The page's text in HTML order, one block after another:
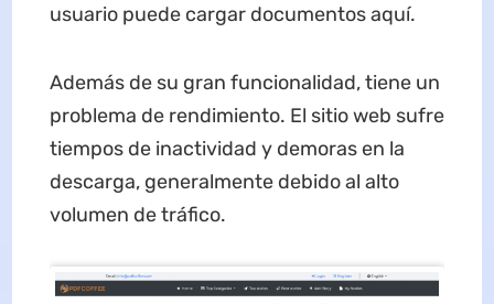
usuario puede cargar documentos aquí.
Además de su gran funcionalidad, tiene un
problema de rendimiento. El sitio web sufre
tiempos de inactividad y demoras en la
descarga, generalmente debido al alto
volumen de tráfico.